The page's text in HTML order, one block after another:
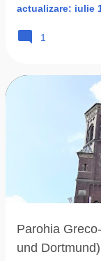
actualizare: iulie
1
Parohia
und